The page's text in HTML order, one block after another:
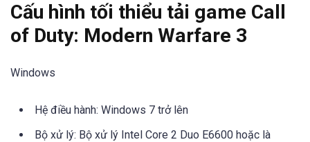
Cấu hình tối thiểu tải game Call
of Duty: Modern Warfare 3
Windows
Hệ điều hành: Windows 7 trở lên
Bộ xử lý: Bộ xử lý Intel Core 2 Duo E6600 hoặc là